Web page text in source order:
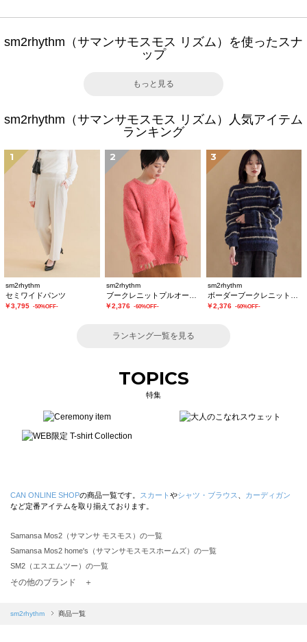
sm2rhythm（サマンサモスモス リズム）を使ったスナ
ップ
もっと見る
sm2rhythm（サマンサモスモス リズム）人気アイテム
ランキング
1
sm2rhythm
セミワイドパンツ
￥3,795 -50%OFF-
2
sm2rhythm
￥2,376 -60%OFF-
3
sm2rhythm
￥2,376 -60%OFF-
ランキング一覧を見る
TOPICS
特集
CAN ONLINE SHOPの商品一覧です。 スカート やシャツ・ブラウス
カーディガン
など定番アイテムを取り揃えております。
Samansa Mos2（サマンサ モスモス）の一覧
Samansa Mos2 home's（サマンサモスモスホームズ）の一覧
SM2（エスエムツー）の一覧
TSUHARU by Samansa Mos2（ツハルバイサマンサモスモス）の一覧
Samansa Mos2 blue（サマンサモスモス ブルー）の一覧
その他のブランド ＋
sm2rhythm 商品一覧